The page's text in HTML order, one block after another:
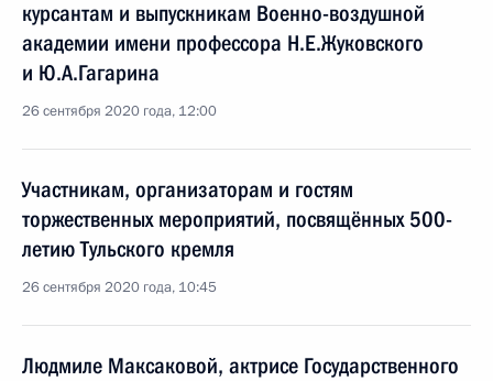
курсантам и выпускникам Военно-воздушной
академии имени профессора Н.Е.Жуковского
и Ю.А.Гагарина
26 сентября 2020 года, 12:00
Участникам, организаторам и гостям
торжественных мероприятий, посвящённых 500-
летию Тульского кремля
26 сентября 2020 года, 10:45
Людмиле Максаковой, актрисе Государственного